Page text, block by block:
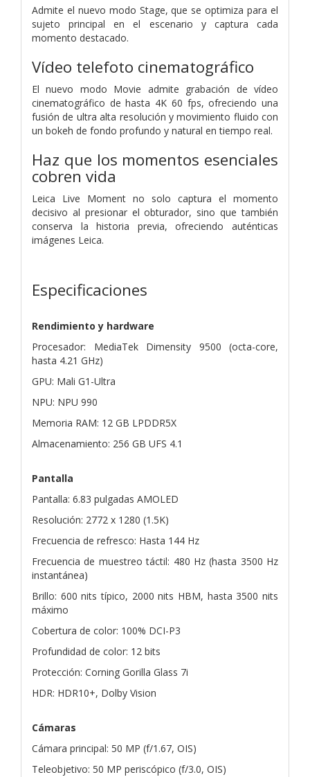
Admite el nuevo modo Stage, que se optimiza para el
sujeto principal en el escenario y captura cada
momento destacado.
Vídeo telefoto cinematográfico
El nuevo modo Movie admite grabación de vídeo
cinematográfico de hasta 4K 60 fps, ofreciendo una
fusión de ultra alta resolución y movimiento fluido con
un bokeh de fondo profundo y natural en tiempo real.
Haz que los momentos esenciales
cobren vida
Leica Live Moment no solo captura el momento
decisivo al presionar el obturador, sino que también
conserva la historia previa, ofreciendo auténticas
imágenes Leica.
Especificaciones
Rendimiento y hardware
Procesador: MediaTek Dimensity 9500 (octa-core,
hasta 4.21 GHz)
GPU: Mali G1-Ultra
NPU: NPU 990
Memoria RAM: 12 GB LPDDR5X
Almacenamiento: 256 GB UFS 4.1
Pantalla
Pantalla: 6.83 pulgadas AMOLED
Resolución: 2772 x 1280 (1.5K)
Frecuencia de refresco: Hasta 144 Hz
Frecuencia de muestreo táctil: 480 Hz (hasta 3500 Hz
instantánea)
Brillo: 600 nits típico, 2000 nits HBM, hasta 3500 nits
máximo
Cobertura de color: 100% DCI-P3
Profundidad de color: 12 bits
Protección: Corning Gorilla Glass 7i
HDR: HDR10+, Dolby Vision
Cámaras
Cámara principal: 50 MP (f/1.67, OIS)
Teleobjetivo: 50 MP periscópico (f/3.0, OIS)